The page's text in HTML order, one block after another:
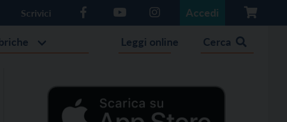
Scrivici Accedi
Leggi online Cerca